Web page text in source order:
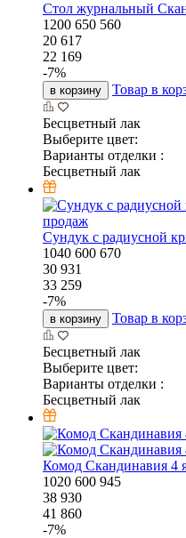
Стол журнальный
1200 650 560
20 617
22 169
-7%
в корзину Товар в
Бесцветный лак
Выберите цвет:
Варианты отделки :
Бесцветный лак
продаж
Сундук с радиусной
1040 600 670
30 931
33 259
-7%
в корзину Товар в
Бесцветный лак
Выберите цвет:
Варианты отделки :
Бесцветный лак
Комод Скандинавия 4
1020 600 945
38 930
41 860
-7%